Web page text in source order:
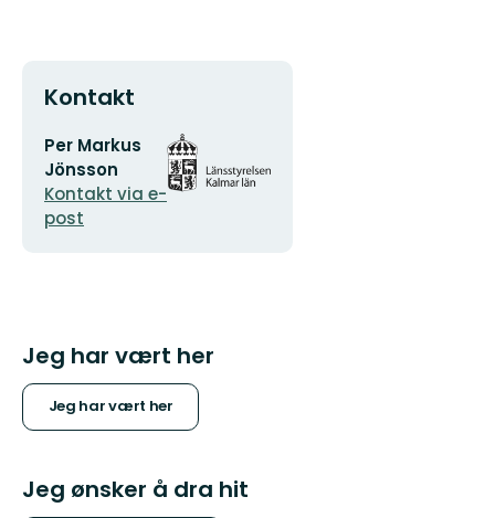
Kontakt
E-
postadresse
Per Markus
Jönsson
Kontakt via e-
post
Organisasjonens
logotype
Jeg har vært her
Jeg har vært her
Jeg ønsker å dra hit